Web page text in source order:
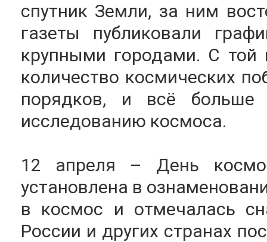
спутник Земли, за ним
газеты публиковали
крупными городами. С той
количество космических
порядков, и всё больше
исследованию космоса.
12 апреля – День
установлена в
в космос и отмечалась
России и других странах